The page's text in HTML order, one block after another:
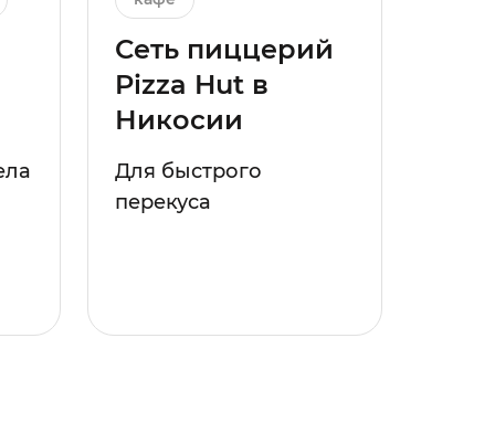
Сеть пиццерий
Pizza Hut в
Никосии
Для быстрого
перекуса